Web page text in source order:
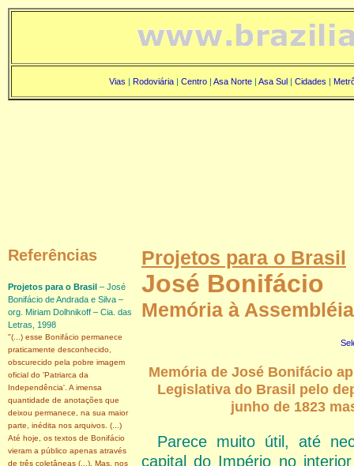
Vias | Rodoviária| Centro| Asa Norte| Asa Sul| Cidades |
Referências
Projetos para o Brasil – José
Bonifácio de Andrada e Silva –
org. Miriam Dolhnikoff – Cia. das
Letras, 1998
"(...) esse Bonifácio permanece
praticamente desconhecido,
obscurecido pela pobre imagem
oficial do 'Patriarca da
Independência'. A imensa
quantidade de anotações que
deixou permanece, na sua maior
parte, inédita nos arquivos. (...)
Até hoje, os textos de Bonifácio
vieram a público apenas através
de três coletâneas (...). Mas, nos
Projetos para o Brasil
José Bonifácio
Memória à
Memória de José Bonifácio
Legislativa do Brasil pelo
junho de 1823
Parece muito útil, até
capital do Império no